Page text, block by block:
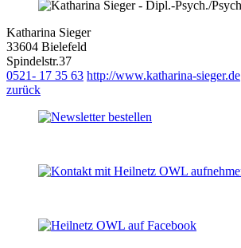
Katharina Sieger
33604 Bielefeld
Spindelstr.37
0521- 17 35 63 http://www.katharina-sieger.de
zurück